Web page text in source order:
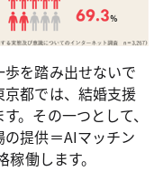
を踏み出せないで
都では、結婚支援
。その一つとして、
提供＝AIマッチン
働します。